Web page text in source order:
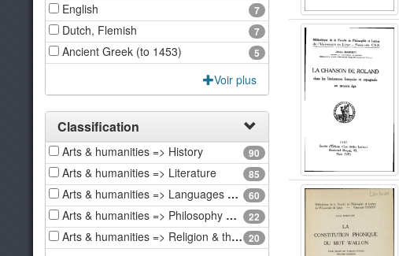
7
English
7
Dutch, Flemish
5
Ancient Greek (to 1453)
Voir plus
Classification
90
Arts & humanities => History
85
Arts & humanities => Literature
60
Arts & humanities => Languages & linguistics
22
Arts & humanities => Philosophy & ethics
20
Arts & humanities => Religion & theology